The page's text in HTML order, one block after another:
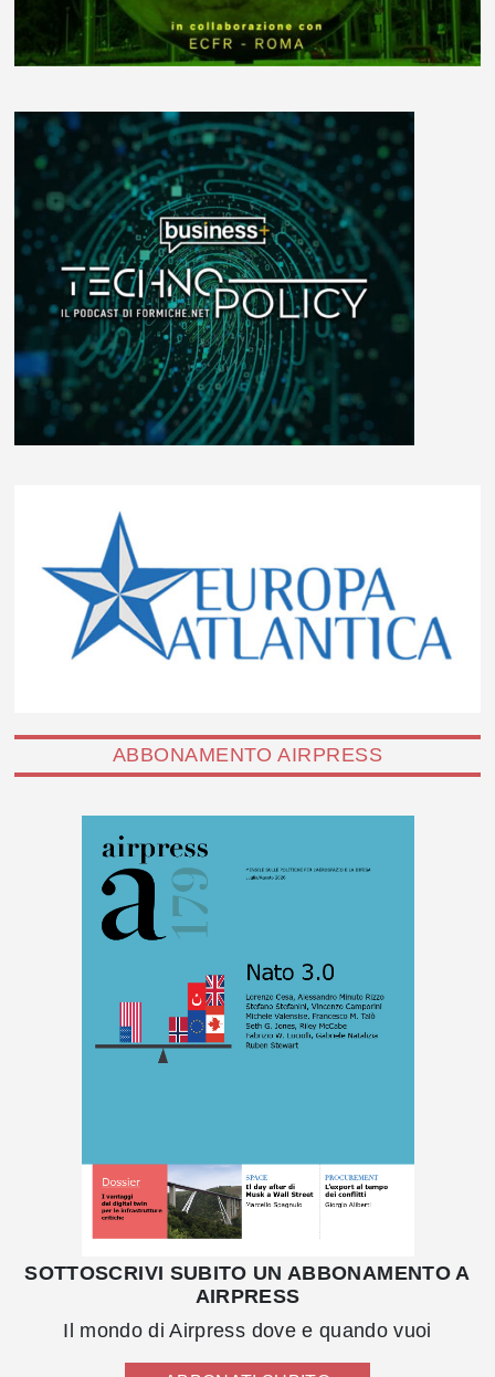
ABBONAMENTO AIRPRESS
SOTTOSCRIVI SUBITO UN ABBONAMENTO A
AIRPRESS
Il mondo di Airpress dove e quando vuoi